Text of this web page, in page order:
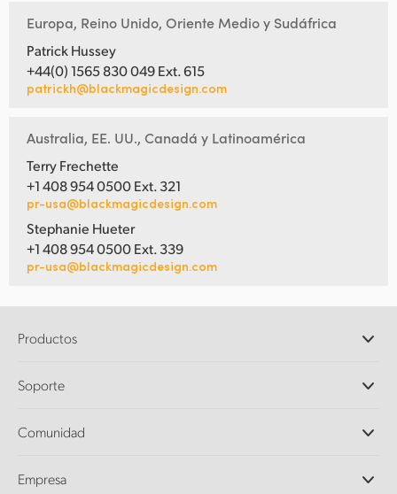
Europa, Reino Unido, Oriente Medio y Sudáfrica
Patrick Hussey
+44(0) 1565 830 049 Ext. 615
patrickh@blackmagicdesign.com
Australia, EE. UU., Canadá y Latinoamérica
Terry Frechette
+1 408 954 0500 Ext. 321
pr-usa@blackmagicdesign.com
Stephanie Hueter
+1 408 954 0500 Ext. 339
pr-usa@blackmagicdesign.com
Productos
DaVinci Resolve y Fusion
Ultimatte
Captura y reproducción
Soporte
Centro de soporte técnico
Comunidad
Empresa